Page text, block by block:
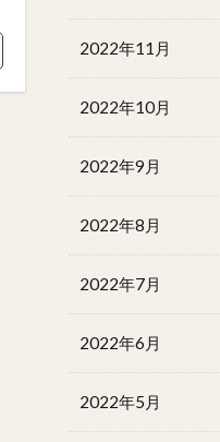
2022年11月
2022年10月
2022年9月
2022年8月
2022年7月
2022年6月
2022年5月